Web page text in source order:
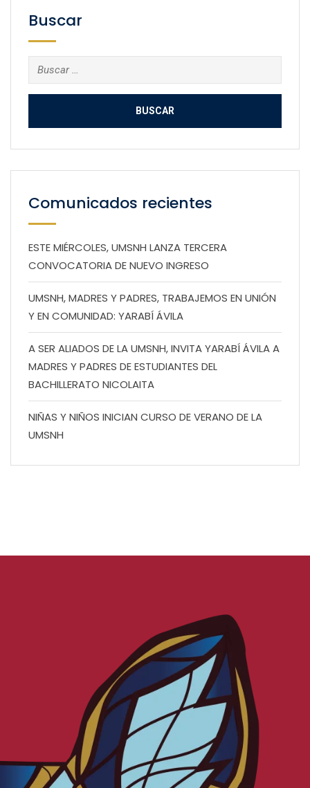
Buscar
Buscar:
Comunicados recientes
ESTE MIÉRCOLES, UMSNH LANZA TERCERA
CONVOCATORIA DE NUEVO INGRESO
UMSNH, MADRES Y PADRES, TRABAJEMOS EN UNIÓN
Y EN COMUNIDAD: YARABÍ ÁVILA
A SER ALIADOS DE LA UMSNH, INVITA YARABÍ ÁVILA A
MADRES Y PADRES DE ESTUDIANTES DEL
BACHILLERATO NICOLAITA
NIÑAS Y NIÑOS INICIAN CURSO DE VERANO DE LA
UMSNH